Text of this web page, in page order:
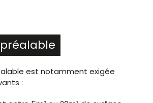
est notamment exigée
: